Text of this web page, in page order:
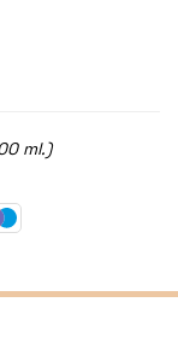
ml.)